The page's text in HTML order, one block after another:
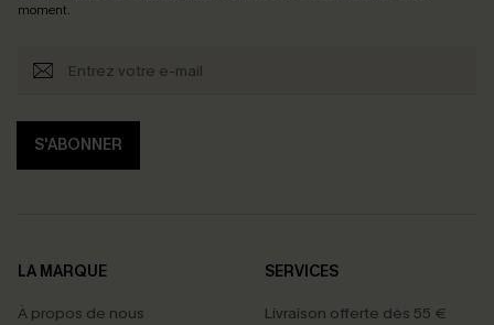
moment.
S'ABONNER
LA MARQUE
À propos de nous
SERVICES
Livraison offerte dès 55 €